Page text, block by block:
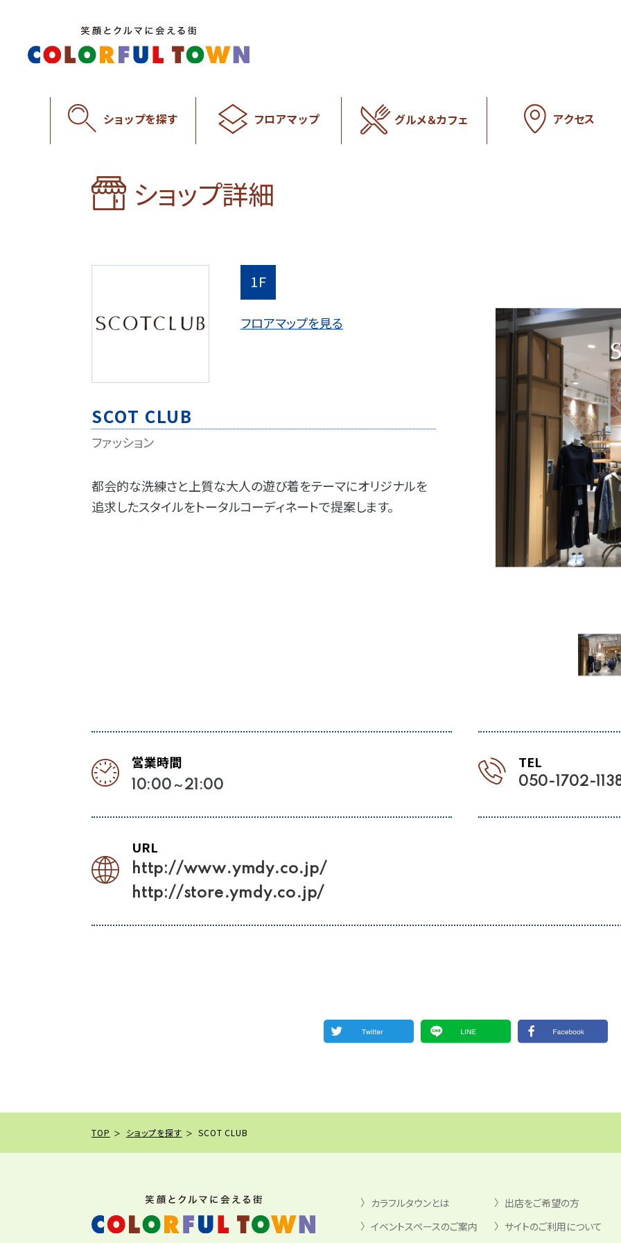
ショップを探す フロアマップ グルメ＆カフェ アクセス
ショップ詳細
1F
フロアマップを見る
SCOT CLUB
ファッション
都会的な洗練さと上質な大人の遊び着をテーマにオリジナルを
追求したスタイルをトータルコーディネートで提案します。
営業時間
10:00～21:00
TEL
050-1702-
URL
http://www.ymdy.co.jp/
http://store.ymdy.co.jp/
TOP ショップを探す SCOT CLUB
カラフルタウンとは
出店をご希望の方
イベントスペースのご案内
サイトのご利用について